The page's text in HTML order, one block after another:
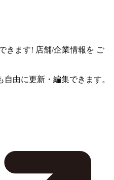
きます! 店舗/企業情報を ご
由に更新・編集できます。